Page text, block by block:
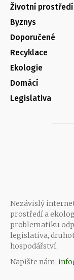
Životní prostředí
Byznys
Doporučené
Recyklace
Ekologie
Domácí
Legislativa
Nezávislý
prostředí a
problematiku
legislativa,
hospodářství.
Napište nám: